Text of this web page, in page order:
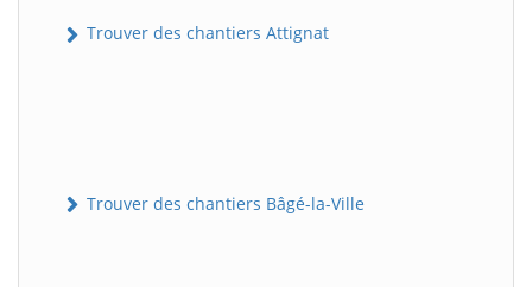
Trouver des chantiers Attignat
Trouver des chantiers Bâgé-la-Ville